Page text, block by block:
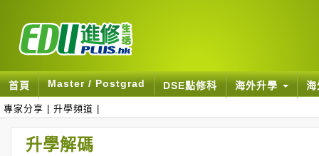
首頁 Master / Postgrad DSE點修科 海外升學
專家分享 升學頻道
升學解碼